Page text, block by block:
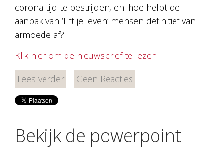
corona-tijd te bestrijden, en: hoe helpt de
aanpak van ‘Lift je leven’ mensen definitief van
armoede af?
Klik hier om de nieuwsbrief te lezen
Lees verder
Geen Reacties
Bekijk de powerpoint